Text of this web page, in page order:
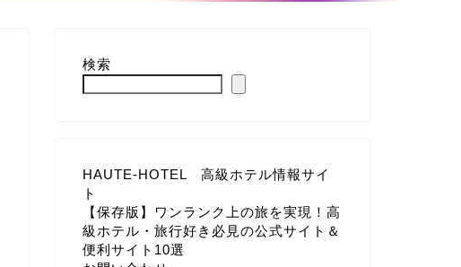
検索
HAUTE-HOTEL 高級ホテル情報サイ
ト
【保存版】ワンランク上の旅を実現！高
級ホテル・旅行好き必見の公式サイト＆
便利サイト10選